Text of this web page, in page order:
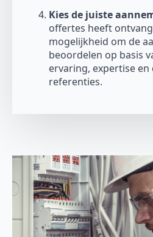
Kies de juiste
offertes heeft
mogelijkheid om de
beoordelen op basis
ervaring, expertise en
referenties.